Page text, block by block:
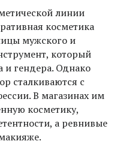
линии
косметика
мужского и
который
гендера. Однако
сталкиваются с
В магазинах им
косметику,
а ревнивые